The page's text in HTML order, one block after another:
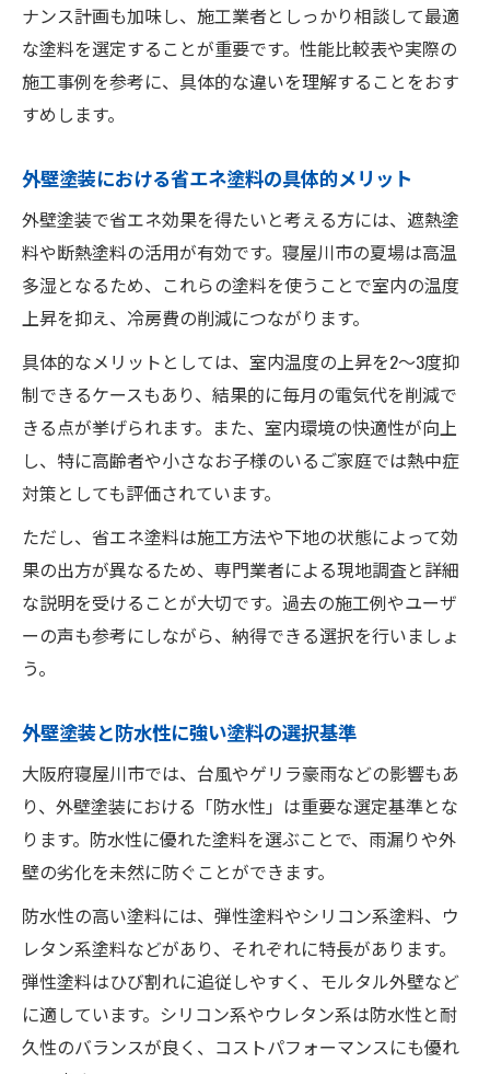
ナンス計画も加味し、施工業者としっかり相談して最適
な塗料を選定することが重要です。性能比較表や実際の
施工事例を参考に、具体的な違いを理解することをおす
すめします。
外壁塗装における省エネ塗料の具体的メリット
外壁塗装で省エネ効果を得たいと考える方には、遮熱塗
料や断熱塗料の活用が有効です。寝屋川市の夏場は高温
多湿となるため、これらの塗料を使うことで室内の温度
上昇を抑え、冷房費の削減につながります。
具体的なメリットとしては、室内温度の上昇を2〜3度抑
制できるケースもあり、結果的に毎月の電気代を削減で
きる点が挙げられます。また、室内環境の快適性が向上
し、特に高齢者や小さなお子様のいるご家庭では熱中症
対策としても評価されています。
ただし、省エネ塗料は施工方法や下地の状態によって効
果の出方が異なるため、専門業者による現地調査と詳細
な説明を受けることが大切です。過去の施工例やユーザ
ーの声も参考にしながら、納得できる選択を行いましょ
う。
外壁塗装と防水性に強い塗料の選択基準
大阪府寝屋川市では、台風やゲリラ豪雨などの影響もあ
り、外壁塗装における「防水性」は重要な選定基準とな
ります。防水性に優れた塗料を選ぶことで、雨漏りや外
壁の劣化を未然に防ぐことができます。
防水性の高い塗料には、弾性塗料やシリコン系塗料、ウ
レタン系塗料などがあり、それぞれに特長があります。
弾性塗料はひび割れに追従しやすく、モルタル外壁など
に適しています。シリコン系やウレタン系は防水性と耐
久性のバランスが良く、コストパフォーマンスにも優れ